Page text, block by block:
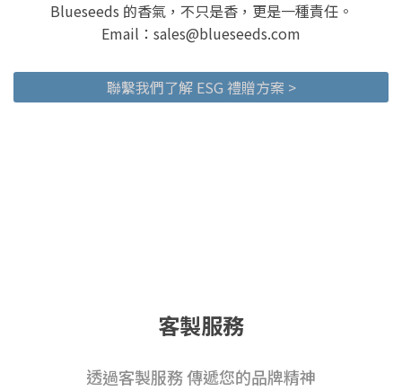
Blueseeds 的香氣，不只是香，更是一種責任。
Email：sales@blueseeds.com
聯繫我們了解 ESG 禮贈方案 >
客製服務
透過客製服務 傳遞您的品牌精神